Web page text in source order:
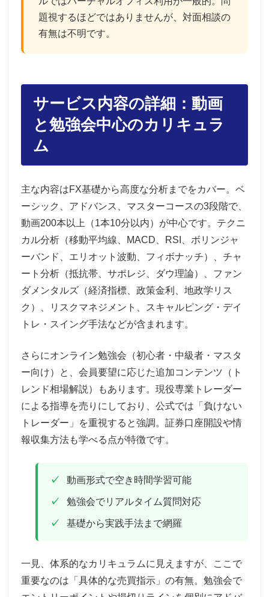
題視するほどではありませんが、対面相談の
有無は不明です。
サービス内容の詳細：動画
と勉強会中心のカリキュラ
ム
主な内容はFX基礎から高度な分析までをカバー。ベ
ーシック、アドバンス、マスターコースの3段階で、
動画200本以上（1本10分以内）が中心です。テクニ
カル分析（移動平均線、MACD、RSI、ボリンジャ
ーバンド、エリオット波動、フィボナッチ）、チャ
ート分析（抵抗帯、サポレジ、ダウ理論）、ファン
ダメンタルズ（経済指標、政策金利、地政学リス
ク）、リスクマネジメント、スキャルピング・デイ
トレ・スイング手法などが含まれます。
さらにオンライン勉強会（初心者・中級者・マスタ
ー向け）と、会員要望に応じた追加コンテンツ（ト
レンド相場解説）もあります。現役専業トレーダー
による指導を売りにしており、公式では「負けない
トレーダー」を重視すると強調。証券口座開設や情
報収集方法も学べる点が特徴です。
動画形式で空き時間学習可能
勉強会でリアルタイム質問対応
基礎から実践手法まで網羅
一見、体系的なカリキュラムに見えますが、ここで
重要なのは「具体的な売買指示」の有無。勉強会で